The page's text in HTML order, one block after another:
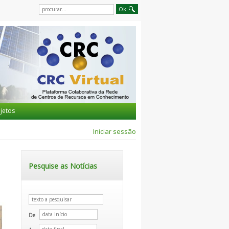
Iniciar sessão
Pesquise as Notícias
De